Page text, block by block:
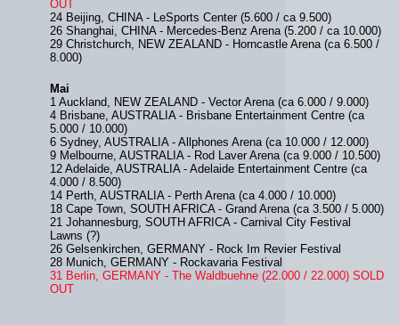
OUT
24 Beijing, CHINA - LeSports Center (5.600 / ca 9.500)
26 Shanghai, CHINA - Mercedes-Benz Arena (5.200 / ca 10.000)
29 Christchurch, NEW ZEALAND - Horncastle Arena (ca 6.500 /
8.000)
Mai
1 Auckland, NEW ZEALAND - Vector Arena (ca 6.000 / 9.000)
4 Brisbane, AUSTRALIA - Brisbane Entertainment Centre (ca
5.000 / 10.000)
6 Sydney, AUSTRALIA - Allphones Arena (ca 10.000 / 12.000)
9 Melbourne, AUSTRALIA - Rod Laver Arena (ca 9.000 / 10.500)
12 Adelaide, AUSTRALIA - Adelaide Entertainment Centre (ca
4.000 / 8.500)
14 Perth, AUSTRALIA - Perth Arena (ca 4.000 / 10.000)
18 Cape Town, SOUTH AFRICA - Grand Arena (ca 3.500 / 5.000)
21 Johannesburg, SOUTH AFRICA - Carnival City Festival
Lawns (?)
26 Gelsenkirchen, GERMANY - Rock Im Revier Festival
28 Munich, GERMANY - Rockavaria Festival
31 Berlin, GERMANY - The Waldbuehne (22.000 / 22.000) SOLD
OUT